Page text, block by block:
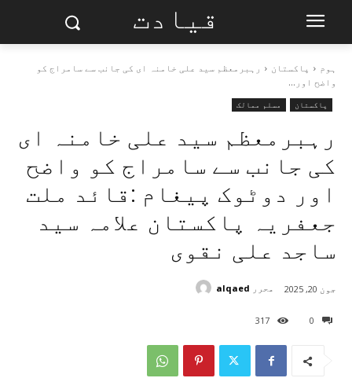
قیادت
ہوم پاکستان
رہبرمعظم سید علی خامنہ ای کی جانب سے سامراج کو
واضح اور...
پاکستان مسلم ممالک
رہبرمعظم سید علی خامنہ ای
کی جانب سے سامراج کو واضح
اور دوٹوک پیغام :قائد ملت
جعفریہ پاکستان علامہ سید
ساجد علی نقوی
0
317
جون 20, 2025 محرر alqaed